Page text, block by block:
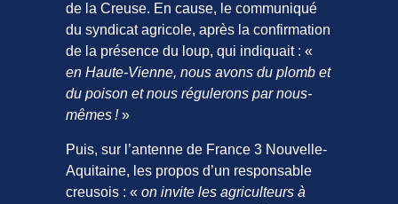
de la Creuse. En cause, le communiqué
du syndicat agricole, après la confirmation
de la présence du loup, qui indiquait : «
en Haute-Vienne, nous avons du plomb et
du poison et nous régulerons par nous-
mêmes !»
Puis, sur l’antenne de France 3 Nouvelle-
Aquitaine, les propos d’un responsable
creusois : «on invite les agriculteurs à